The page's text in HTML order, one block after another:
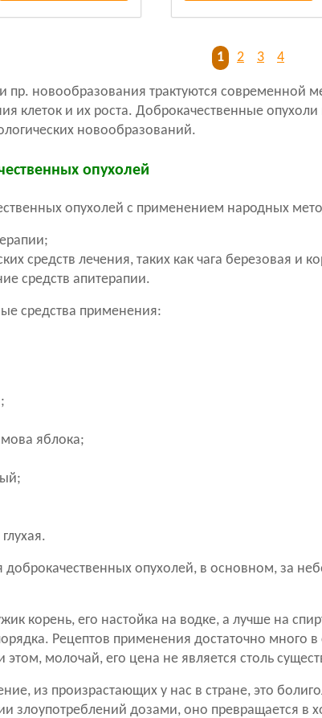
1 2 3 4
новообразования трактуются современной
клеток и их роста. Доброкачественные
новообразований.
опухолей
опухолей с применением народных
средств лечения, таких как чага березовая и
средств апитерапии.
средства применения:
яблока;
доброкачественных опухолей, в основном, за
корень, его настойка на водке, а лучше на
Рецептов применения достаточно много
молочай, его цена не является столь
из произрастающих у нас в стране, это
злоупотреблений дозами, оно превращается в